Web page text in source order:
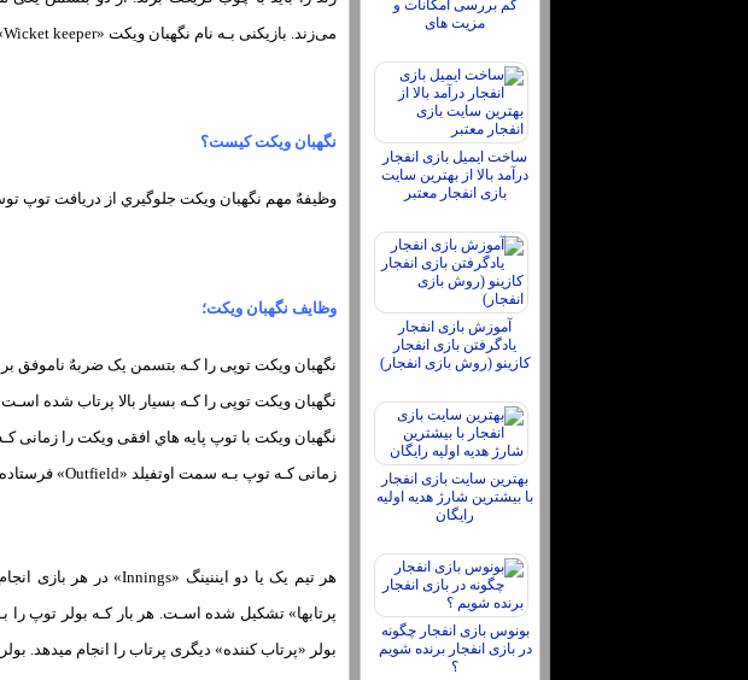
کم بررسی امکانات و
مزیت های
ساخت ایمیل بازی انفجار
درآمد بالا از بهترین سایت
بازی انفجار معتبر
آموزش بازی انفجار
یادگرفتن بازی انفجار
کازینو (روش بازی انفجار)
بهترین سایت بازی انفجار
با بیشترین شارژ هدیه اولیه
رایگان
بونوس بازی انفجار چگونه
در بازی انفجار برنده شویم
؟
می‌زند. بازیکنی بـه نام نگهبان ویکت «Wicket keeper» در سمت بتسمن مهاجم قرار میگیرد.
نگهبان ویکت کیست؟
وظیفهٌ مهم نگهبان ویکت جلوگیري از دریافت توپ
وظایف نگهبان ویکت؛
نگهبان ویکت توپی را کـه بتسمن یک ضربهٌ ناموفق بر
نگهبان ویکت توپی را کـه بسیار بالا پرتاب شده اسـت
نگهبان ویکت با توپ پایه هاي‌ افقی ویکت را زمانی
زمانی کـه توپ بـه سمت اوتفیلد «Outfield» فرستاده میشود، نگهبان ویکت بـه سمت ویکت می‌رود تا درصورت دریافت توپ، بتسمن را اوت کند.
بولر «پرتاب کننده» دیگری پرتاب را انجام میدهد.